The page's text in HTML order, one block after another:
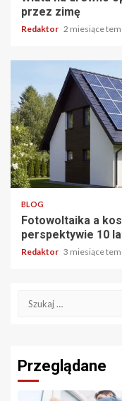
przez zimę
Redaktor 2 miesiące
3 min odczytu
BLOG
Fotowoltaika a
perspektywie 10
Redaktor 3 miesiące
Szukaj:
Przeglądane